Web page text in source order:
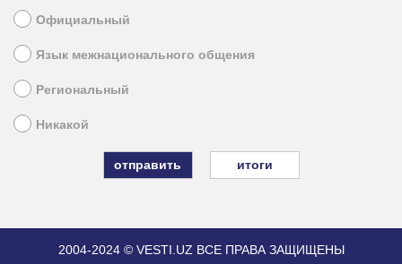
Официальный
Язык межнационального общения
Региональный
Никакой
итоги
2004-2024 © VESTI.UZ ВСЕ ПРАВА ЗАЩИЩЕНЫ